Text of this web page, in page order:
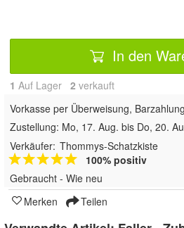
In den
1 Auf Lager 2 verkauft
Vorkasse per Überweisung,
Zustellung: Mo, 17. Aug. bis Do, 20.
Verkäufer: Thommys-Schatzkiste
100% positiv
Gebraucht - Wie neu
Merken
Teilen